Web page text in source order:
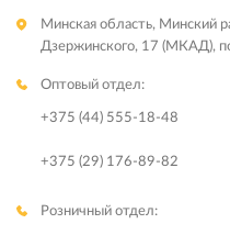
Минская область, Минский
Дзержинского, 17 (МКАД),
Оптовый отдел:
+375 (44) 555-18-48
+375 (29) 176-89-82
Розничный отдел: